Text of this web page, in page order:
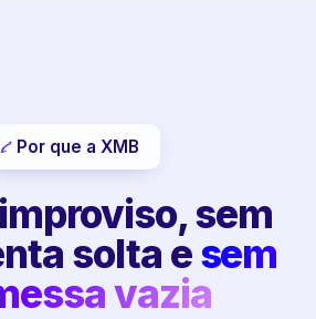
Por que a XMB
sem
solta esem
vazia